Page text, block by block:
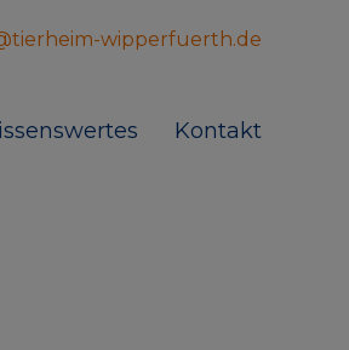
wipperfuerth.de
Kontakt